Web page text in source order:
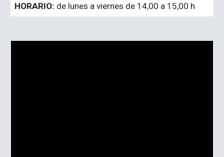
HORARIO: de lunes a viernes de 14,00 a 15,00 h